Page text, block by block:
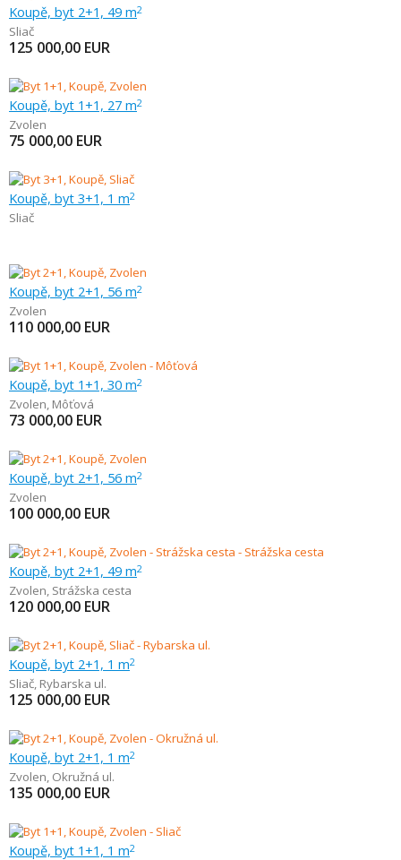
Koupě, byt 2+1, 49 m2
Sliač
125 000,00 EUR
Koupě, byt 1+1, 27 m2
Zvolen
75 000,00 EUR
Koupě, byt 3+1, 1 m2
Sliač
Koupě, byt 2+1, 56 m2
Zvolen
110 000,00 EUR
Koupě, byt 1+1, 30 m2
Zvolen, Môťová
73 000,00 EUR
Koupě, byt 2+1, 56 m2
Zvolen
100 000,00 EUR
Koupě, byt 2+1, 49 m2
Zvolen, Strážska cesta
120 000,00 EUR
Koupě, byt 2+1, 1 m2
Sliač, Rybarska ul.
125 000,00 EUR
Koupě, byt 2+1, 1 m2
Zvolen, Okružná ul.
135 000,00 EUR
Koupě, byt 1+1, 1 m2